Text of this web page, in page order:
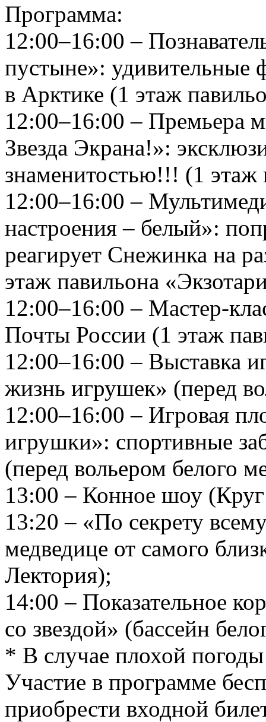
Программа:
12:00–16:00 –
пустыне»: удивительные
в Арктике (1 этаж
12:00–16:00 – Премьера
Звезда Экрана!»:
знаменитостью!!! (1 этаж
12:00–16:00 –
настроения – белый»:
реагирует Снежинка на
этаж павильона
12:00–16:00 – Мастер-
Почты России (1 этаж
12:00–16:00 – Выставка
жизнь игрушек» (перед
12:00–16:00 – Игровая
игрушки»: спортивные
(перед вольером белого
13:00 – Конное шоу (Круг
13:20 – «По секрету
медведице от самого
Лектория);
14:00 – Показательное
со звездой» (бассейн
* В случае плохой погоды
Участие в программе
приобрести входной